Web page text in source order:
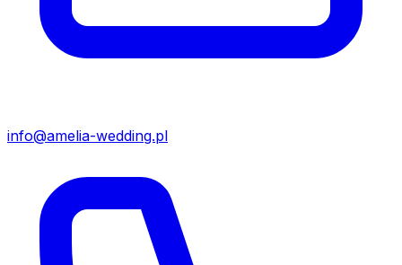
info@amelia-wedding.pl